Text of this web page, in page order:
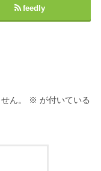
feedly
ん。 ※ が付いている